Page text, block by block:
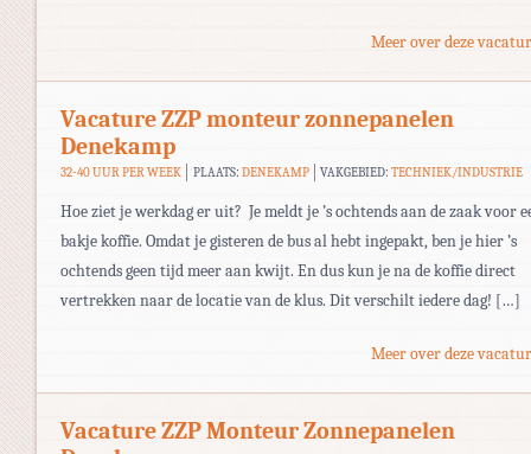
Meer over deze
Vacature ZZP monteur zonnepanelen
Denekamp
32-40 UUR PER WEEK PLAATS: DENEKAMP VAKGEBIED:TECHNIEK/INDUSTRIE
Hoe ziet je werkdag er uit? Je meldt je ’s ochtends aan de zaak voor
bakje koffie. Omdat je gisteren de bus al hebt ingepakt, ben je hier ’s
ochtends geen tijd meer aan kwijt. En dus kun je na de koffie direct
vertrekken naar de locatie van de klus. Dit verschilt iedere dag! […]
Meer over deze
Vacature ZZP Monteur Zonnepanelen